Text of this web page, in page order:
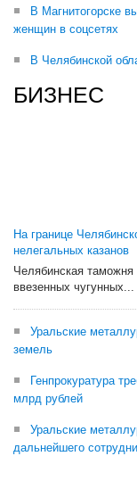
В Магнитогорске
женщин в соцсетях
В Челябинской
БИЗНЕС
На границе
нелегальных казанов
Челябинская таможня
ввезенных чугунных...
Уральские
земель
Генпрокуратура
млрд рублей
Уральские
дальнейшего